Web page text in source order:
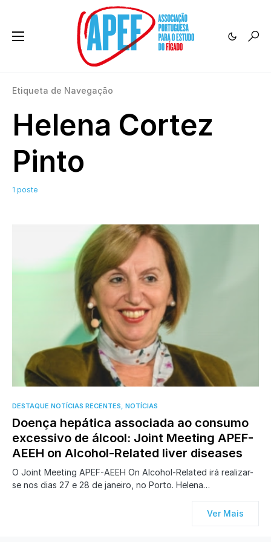
Etiqueta de Navegação
Helena Cortez
Pinto
1 poste
0
DESTAQUE NOTÍCIAS RECENTES NOTÍCIAS
Doença hepática associada ao consumo
excessivo de álcool: Joint Meeting APEF-
AEEH on Alcohol-Related liver diseases
O Joint Meeting APEF-AEEH On Alcohol-Related irá realizar-
se nos dias 27 e 28 de janeiro, no Porto. Helena…
Ver Mais